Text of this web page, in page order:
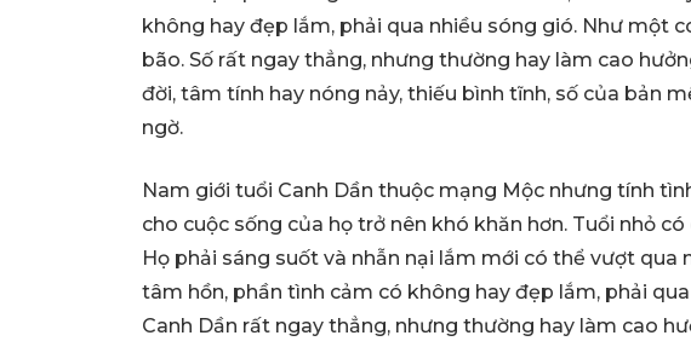
không hay đẹp lắm, phải qua nhiều sóng gió. Như một
bão. Số rất ngay thẳng, nhưng thường hay làm cao
đời, tâm tính hay nóng nảy, thiếu bình tĩnh, số của bản
ngờ.
Nam giới tuổi Canh Dần thuộc mạng Mộc nhưng tính
cho cuộc sống của họ trở nên khó khăn hơn. Tuổi nhỏ
Họ phải sáng suốt và nhẫn nại lắm mới có thể vượt qua
tâm hồn, phần tình cảm có không hay đẹp lắm, phải
Canh Dần rất ngay thẳng, nhưng thường hay làm cao